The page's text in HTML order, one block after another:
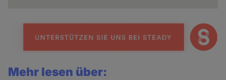
Mehr lesen über: